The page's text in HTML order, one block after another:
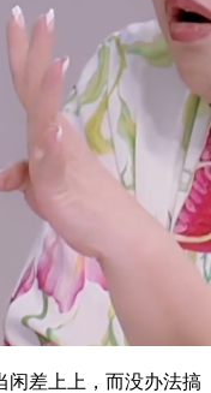
闲差上上，而没办法搞